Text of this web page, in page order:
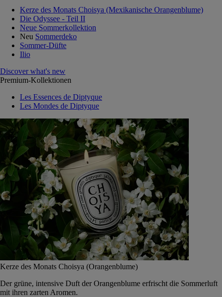
Kerze des Monats Choisya (Mexikanische Orangenblume)
Die Odyssee - Teil II
Neue Sommerkollektion
Neu Sommerdeko
Sommer-Düfte
Ilio
Discover what's new
Premium-Kollektionen
Les Essences de Diptyque
Les Mondes de Diptyque
Kerze des Monats Choisya (Orangenblume)
Der grüne, intensive Duft der Orangenblume erfrischt die Sommerluft
mit ihren zarten Aromen.